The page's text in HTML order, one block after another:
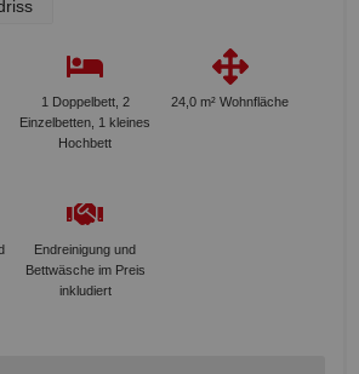
1 Doppelbett, 2
Einzelbetten, 1 kleines
Hochbett
24,0 m² Wohnfläche
Endreinigung und
Bettwäsche im Preis
inkludiert